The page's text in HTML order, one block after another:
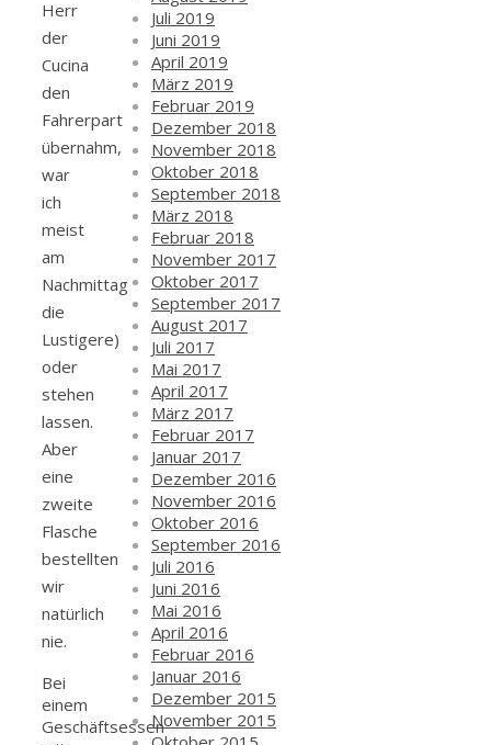
Herr
der
Cucina
den
Fahrerpart
übernahm,
war
ich
meist
am
Nachmittag
die
Lustigere)
oder
stehen
lassen.
Aber
eine
zweite
Flasche
bestellten
wir
natürlich
nie.
Bei
einem
Geschäftsessen
Juli 2019
Juni 2019
April 2019
März 2019
Februar 2019
Dezember 2018
November 2018
Oktober 2018
September 2018
März 2018
Februar 2018
November 2017
Oktober 2017
September 2017
August 2017
Juli 2017
Mai 2017
April 2017
März 2017
Februar 2017
Januar 2017
Dezember 2016
November 2016
Oktober 2016
September 2016
Juli 2016
Juni 2016
Mai 2016
April 2016
Februar 2016
Januar 2016
Dezember 2015
November 2015